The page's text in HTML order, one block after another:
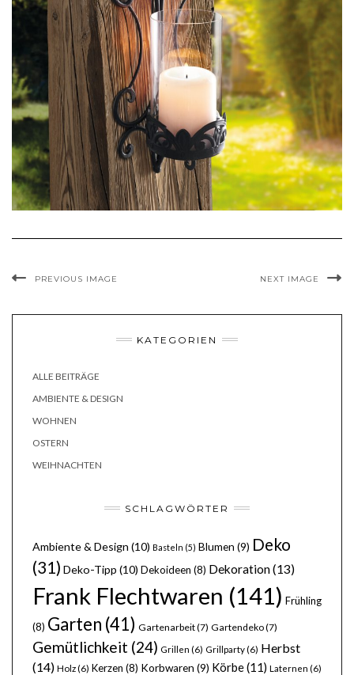
PREVIOUS IMAGE NEXT IMAGE
KATEGORIEN
ALLE BEITRÄGE
AMBIENTE & DESIGN
WOHNEN
OSTERN
WEIHNACHTEN
SCHLAGWÖRTER
Ambiente & Design (10) Basteln (5) Blumen (9) Deko
(31) Deko-Tipp (10) Dekoideen (8) Dekoration(13)
Frank Flechtwaren (141) Frühling
(8) Garten (41) Gartenarbeit(7) Gartendeko(7)
Gemütlichkeit (24) Grillen (6) Grillparty(6) Herbst
(14) Holz(6) Kerzen (8) Korbwaren (9) Körbe(11) Laternen (6)